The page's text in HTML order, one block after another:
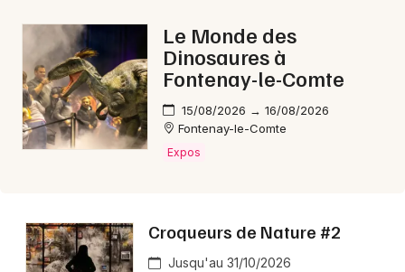
Newsletter des sorties
Artistes en tournée
Actus à Rostrenen
Magazine à Rostrenen
Le Monde des
Dinosaures à
Fontenay-le-Comte
15/08/2026 → 16/08/2026
Fontenay-le-Comte
Expos
Croqueurs de Nature #2
Jusqu'au 31/10/2026